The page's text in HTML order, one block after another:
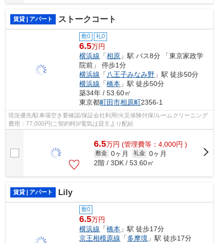
賃貸 | アパート ストークコート
敷0 礼0
6.5万円
横浜線 「相原 」駅 バス8分 「東京家政学
院前」 停歩1分
横浜線 「八王子みなみ野 」駅 徒歩50分
横浜線 「橋本 」駅 徒歩50分
築34年 / 53.60㎡
東京都町田市相原町2356-1
現況優先/駐車場空き要確認/保証会社利用/火災保険付保/ルームクリーニング
費用：77,000円(ご契約時)//電気は貸主より配給
6.5万円 (管理費等：4,000円 )
敷金 0ヶ月 礼金 0ヶ月
2階 / 3DK / 53.60㎡
賃貸 | アパート Lily
敷0
6.5万円
横浜線 「橋本 」駅 徒歩17分
京王相模原線 「多摩境 」駅 徒歩17分